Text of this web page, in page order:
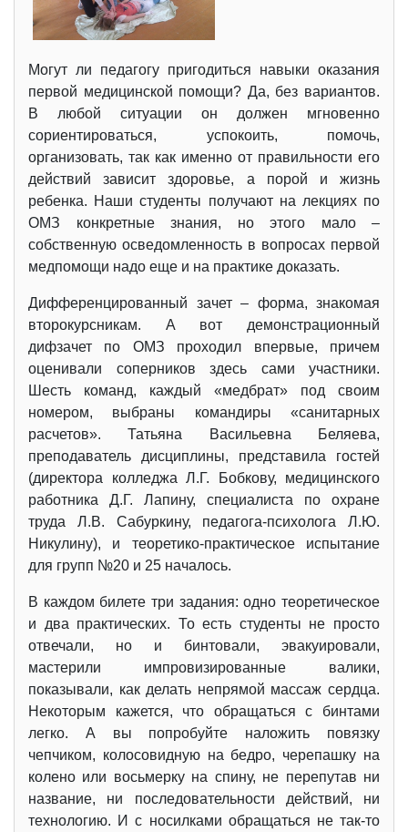
Могут ли педагогу пригодиться навыки оказания
первой медицинской помощи? Да, без вариантов.
В любой ситуации он должен мгновенно
сориентироваться, успокоить, помочь,
организовать, так как именно от правильности его
действий зависит здоровье, а порой и жизнь
ребенка. Наши студенты получают на лекциях по
ОМЗ конкретные знания, но этого мало –
собственную осведомленность в вопросах первой
медпомощи надо еще и на практике доказать.
Дифференцированный зачет – форма, знакомая
второкурсникам. А вот демонстрационный
дифзачет по ОМЗ проходил впервые, причем
оценивали соперников здесь сами участники.
Шесть команд, каждый «медбрат» под своим
номером, выбраны командиры «санитарных
расчетов». Татьяна Васильевна Беляева,
преподаватель дисциплины, представила гостей
(директора колледжа Л.Г. Бобкову, медицинского
работника Д.Г. Лапину, специалиста по охране
труда Л.В. Сабуркину, педагога-психолога Л.Ю.
Никулину), и теоретико-практическое испытание
для групп №20 и 25 началось.
В каждом билете три задания: одно теоретическое
и два практических. То есть студенты не просто
отвечали, но и бинтовали, эвакуировали,
мастерили импровизированные валики,
показывали, как делать непрямой массаж сердца.
Некоторым кажется, что обращаться с бинтами
легко. А вы попробуйте наложить повязку
чепчиком, колосовидную на бедро, черепашку на
колено или восьмерку на спину, не перепутав ни
название, ни последовательности действий, ни
технологию. И с носилками обращаться не так-то